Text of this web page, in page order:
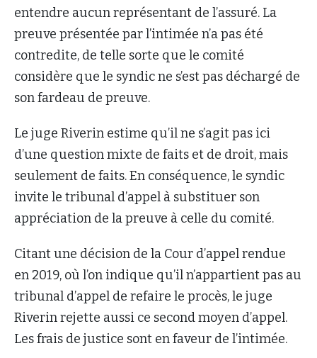
entendre aucun représentant de l’assuré. La
preuve présentée par l’intimée n’a pas été
contredite, de telle sorte que le comité
considère que le syndic ne s’est pas déchargé de
son fardeau de preuve.
Le juge Riverin estime qu’il ne s’agit pas ici
d’une question mixte de faits et de droit, mais
seulement de faits. En conséquence, le syndic
invite le tribunal d’appel à substituer son
appréciation de la preuve à celle du comité.
Citant une décision de la Cour d’appel rendue
en 2019, où l’on indique qu’il n’appartient pas au
tribunal d’appel de refaire le procès, le juge
Riverin rejette aussi ce second moyen d’appel.
Les frais de justice sont en faveur de l’intimée.